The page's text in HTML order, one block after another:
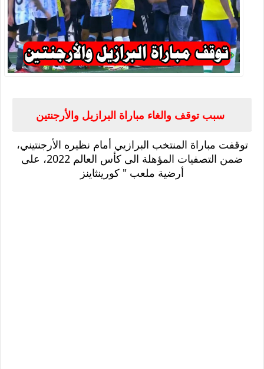
سبب توقف والغاء مباراة البرازيل والأرجنتين
توقفت مباراة المنتخب البرازيي أمام نظيره الأرجنتيني،
ضمن التصفيات المؤهلة الى كأس العالم 2022، على
أرضية ملعب " كورينثاينز